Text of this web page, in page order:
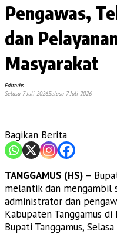
Pengawas,
dan
Masyarakat
Editorhs
Selasa 7 Juli 2026Selasa 7 Juli 2026
Bagikan Berita
TANGGAMUS (HS) –
melantik dan mengambil
administrator dan
Kabupaten Tanggamus
Bupati Tanggamus,